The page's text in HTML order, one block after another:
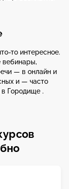
то интересное.
вебинары,
— в онлайн и
и — часто
Городище .